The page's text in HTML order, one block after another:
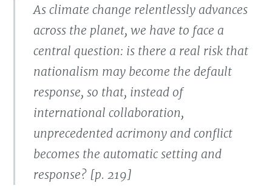
As climate change relentlessly advances
across the planet, we have to face a
central question: is there a real risk that
nationalism may become the default
response, so that, instead of
international collaboration,
unprecedented acrimony and conflict
becomes the automatic setting and
response? [p. 219]